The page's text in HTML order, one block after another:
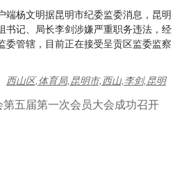
端杨文明据昆明市纪委监委消息，昆明
书记、局长李剑涉嫌严重职务违法，经
委管辖，目前正在接受呈贡区监委监察
西山区,体育局,昆明市,西山,李剑,昆明